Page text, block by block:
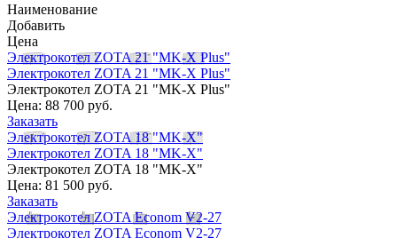
Наименование
Добавить
Цена
Электрокотел ZOTA 21 "MK-X Plus"
Электрокотел ZOTA 21 "MK-X Plus"
Электрокотел ZOTA 21 "MK-X Plus"
Цена: 88 700 руб.
Заказать
Электрокотел ZOTA 18 "MK-X"
Электрокотел ZOTA 18 "MK-X"
Электрокотел ZOTA 18 "MK-X"
Цена: 81 500 руб.
Заказать
Электрокотел ZOTA Econom V2-27
Электрокотел ZOTA Econom V2-27